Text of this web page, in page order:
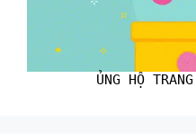
ỦNG HỘ